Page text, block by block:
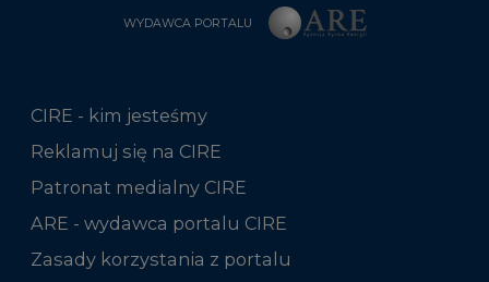
WYDAWCA PORTALU
CIRE - kim jesteśmy
Reklamuj się na CIRE
Patronat medialny CIRE
ARE - wydawca portalu CIRE
Zasady korzystania z portalu